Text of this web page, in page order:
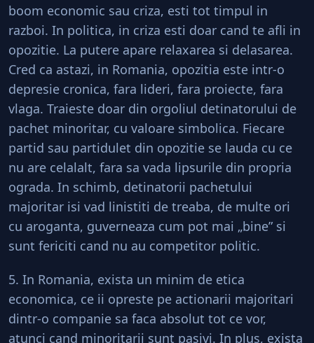
boom economic sau criza, esti tot timpul in
razboi. In politica, in criza esti doar cand te afli in
opozitie. La putere apare relaxarea si delasarea.
Cred ca astazi, in Romania, opozitia este intr-o
depresie cronica, fara lideri, fara proiecte, fara
vlaga. Traieste doar din orgoliul detinatorului de
pachet minoritar, cu valoare simbolica. Fiecare
partid sau partidulet din opozitie se lauda cu ce
nu are celalalt, fara sa vada lipsurile din propria
ograda. In schimb, detinatorii pachetului
majoritar isi vad linistiti de treaba, de multe ori
cu aroganta, guverneaza cum pot mai „bine” si
sunt fericiti cand nu au competitor politic.
5. In Romania, exista un minim de etica
economica, ce ii opreste pe actionarii majoritari
dintr-o companie sa faca absolut tot ce vor,
atunci cand minoritarii sunt pasivi. In plus, exista